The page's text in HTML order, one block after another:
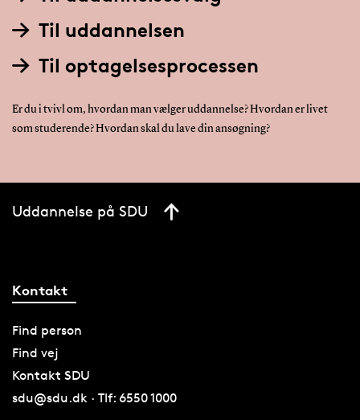
Til uddannelsen
Til optagelsesprocessen
Er du i tvivl om, hvordan man vælger uddannelse? Hvordan er livet
som studerende? Hvordan skal du lave din ansøgning?
Uddannelse på SDU
Kontakt
Find person
Find vej
Kontakt SDU
sdu@sdu.dk · Tlf: 6550 1000